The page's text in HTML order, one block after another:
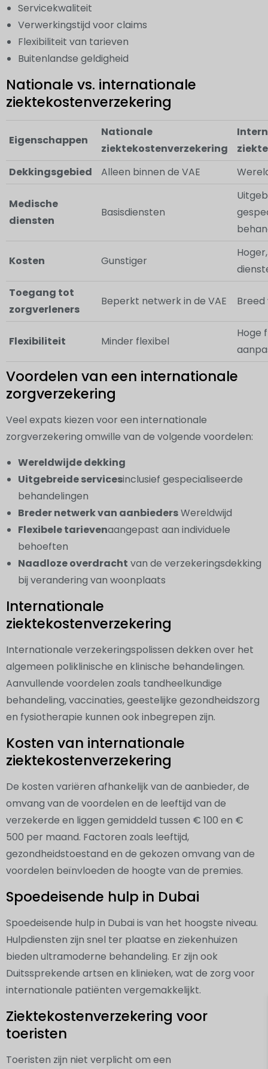
Servicekwaliteit
Verwerkingstijd voor claims
Flexibiliteit van tarieven
Buitenlandse geldigheid
Nationale vs. internationale
ziektekostenverzekering
Eigenschappen
Nationale
ziektekostenverzekering
Dekkingsgebied
Alleen binnen de VAE
Medische
diensten
Basisdiensten
Kosten Gunstiger
Toegang tot
zorgverleners
Beperkt netwerk in de VAE
Flexibiliteit Minder flexibel
Hoge
Voordelen van een internationale
zorgverzekering
Veel expats kiezen voor een internationale
zorgverzekering omwille van de volgende voordelen:
Wereldwijde dekking
Uitgebreide servicesinclusief gespecialiseerde
behandelingen
Breder netwerk van aanbiedersWereldwijd
Flexibele tarievenaangepast aan individuele
behoeften
Naadloze overdracht van de verzekeringsdekking
bij verandering van woonplaats
Internationale
ziektekostenverzekering
Internationale verzekeringspolissen dekken over het
algemeen poliklinische en klinische behandelingen.
Aanvullende voordelen zoals tandheelkundige
behandeling, vaccinaties, geestelijke gezondheidszorg
en fysiotherapie kunnen ook inbegrepen zijn.
Kosten van internationale
ziektekostenverzekering
De kosten variëren afhankelijk van de aanbieder, de
omvang van de voordelen en de leeftijd van de
verzekerde en liggen gemiddeld tussen € 100 en €
500 per maand. Factoren zoals leeftijd,
gezondheidstoestand en de gekozen omvang van de
voordelen beïnvloeden de hoogte van de premies.
Spoedeisende hulp in Dubai
Spoedeisende hulp in Dubai is van het hoogste niveau.
Hulpdiensten zijn snel ter plaatse en ziekenhuizen
bieden ultramoderne behandeling. Er zijn ook
Duitssprekende artsen en klinieken, wat de zorg voor
internationale patiënten vergemakkelijkt.
Ziektekostenverzekering voor
toeristen
Toeristen zijn niet verplicht om een